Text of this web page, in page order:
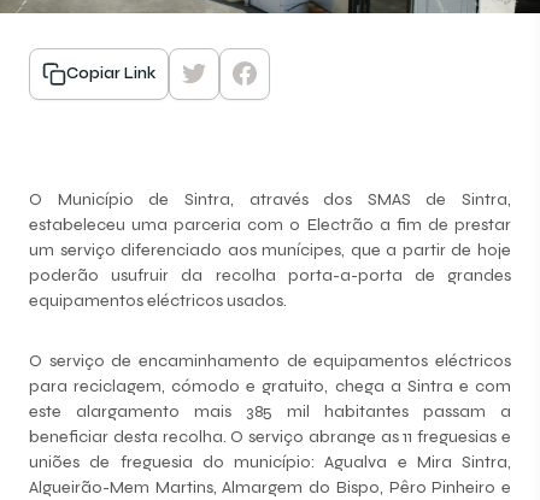
Copiar Link
O Município de Sintra, através dos SMAS de Sintra,
estabeleceu uma parceria com o Electrão a fim de prestar
um serviço diferenciado aos munícipes, que a partir de hoje
poderão usufruir da recolha porta-a-porta de grandes
equipamentos eléctricos usados.
O serviço de encaminhamento de equipamentos eléctricos
para reciclagem, cómodo e gratuito, chega a Sintra e com
este alargamento mais 385 mil habitantes passam a
beneficiar desta recolha. O serviço abrange as 11 freguesias e
uniões de freguesia do município: Agualva e Mira Sintra,
Algueirão-Mem Martins, Almargem do Bispo, Pêro Pinheiro e